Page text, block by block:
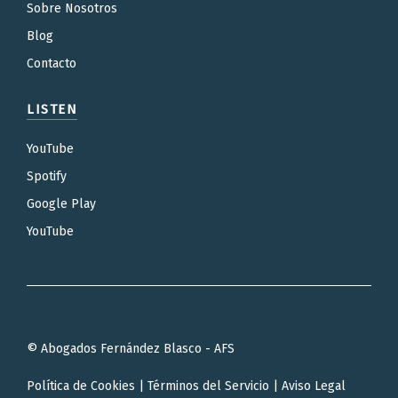
Sobre Nosotros
Blog
Contacto
LISTEN
YouTube
Spotify
Google Play
YouTube
© Abogados Fernández Blasco - AFS
Política de Cookies Términos del Servicio Aviso Legal